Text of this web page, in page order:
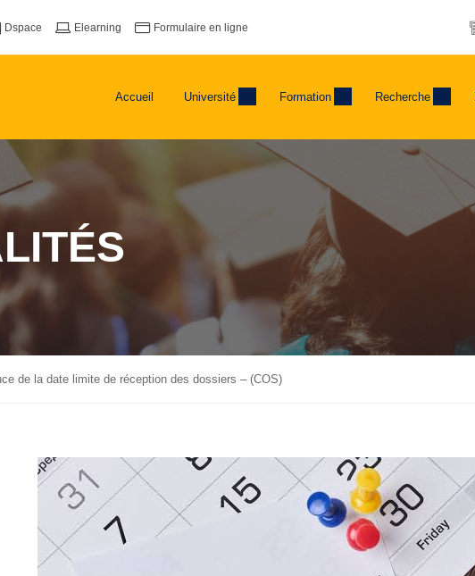
Dspace Elearning Formulaire en ligne
Accueil Université Formation Recherche
de la date limite de réception des dossiers – (COS)